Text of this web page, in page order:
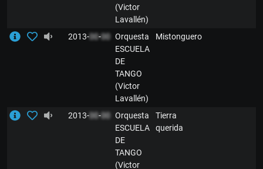
(Victor
Lavallén)
2013-00-00 Orquesta
ESCUELA
DE
TANGO
(Victor
Lavallén)
Mistonguero
2013-00-00 Orquesta
ESCUELA
DE
TANGO
(Victor
Tierra
querida